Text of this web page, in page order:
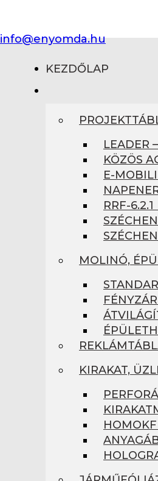
info@enyomda.hu
KEZDŐLAP
LEADER
KÖZÖS
E-
RRF-
MOLINÓ,
KIRAKAT,